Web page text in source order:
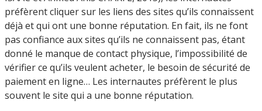
préfèrent cliquer sur les liens des sites qu’ils connaissent
déjà et qui ont une bonne réputation. En fait, ils ne font
pas confiance aux sites qu’ils ne connaissent pas, étant
donné le manque de contact physique, l’impossibilité de
vérifier ce qu’ils veulent acheter, le besoin de sécurité de
paiement en ligne… Les internautes préfèrent le plus
souvent le site qui a une bonne réputation.